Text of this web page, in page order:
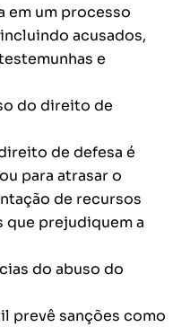
em um processo
acusados,
e
do direito de
de defesa é
para atrasar o
de recursos
prejudiquem a
do abuso do
prevê sanções como